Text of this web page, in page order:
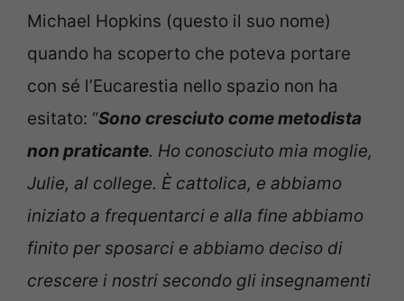
Michael Hopkins (questo il suo nome)
quando ha scoperto che poteva portare
con sé l’Eucarestia nello spazio non ha
esitato: “Sono cresciuto come metodista
non praticante. Ho conosciuto mia moglie,
Julie, al college. È cattolica, e abbiamo
iniziato a frequentarci e alla fine abbiamo
finito per sposarci e abbiamo deciso di
crescere i nostri secondo gli insegnamenti